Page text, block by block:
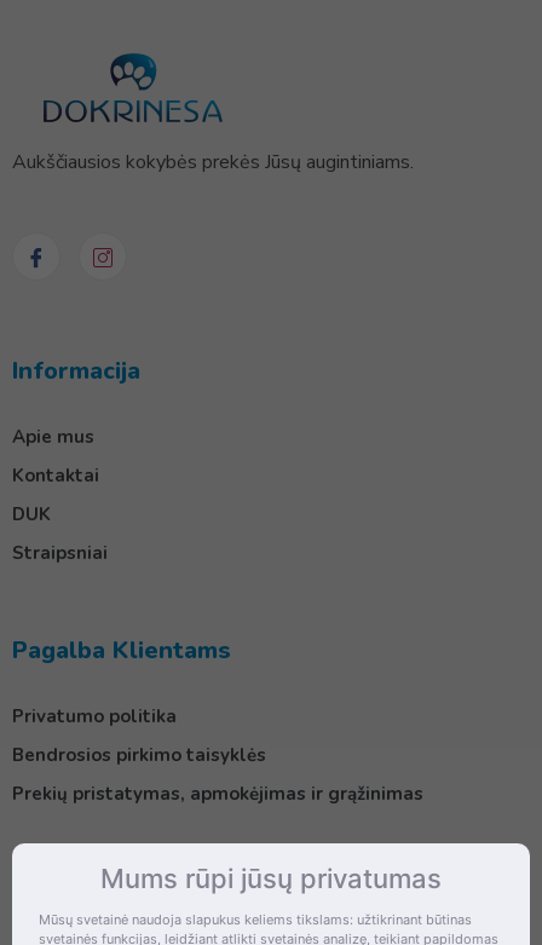
Aukščiausios kokybės prekės Jūsų augintiniams.
Informacija
Apie mus
Kontaktai
DUK
Straipsniai
Pagalba Klientams
Privatumo politika
Bendrosios pirkimo taisyklės
Prekių pristatymas, apmokėjimas ir grąžinimas
KontaktaiMums rūpi jūsų privatumas
Mūsų svetainė naudoja slapukus keliems tikslams: užtikrinant būtinas
svetainės funkcijas, leidžiant atlikti svetainės analizę, teikiant papildomas